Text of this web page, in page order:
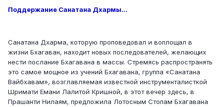
Поддержание Санатана Дхармы…
Санатана Дхарма, которую проповедовал и воплощал в
жизни Бхагаван, находит новых последователей, желающих
нести послание Бхагавана в массы. Стремясь распространять
это самое мощное из учений Бхагавана, группа «Санатана
Вайбхавам», возглавляемая известной инструменталисткой
Шримати Емани Лалитой Кришной, в этот вечер здесь, в
Прашанти Нилаям, предложила Лотосным Стопам Бхагавана